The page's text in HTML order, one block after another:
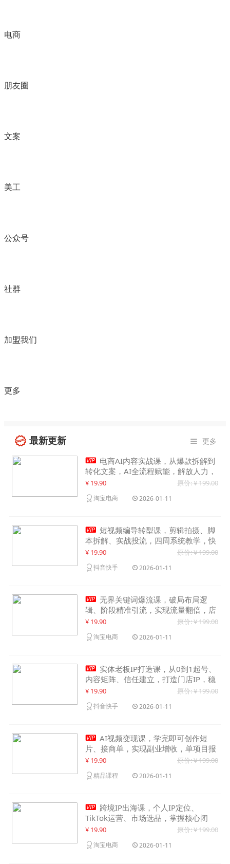
电商
朋友圈
文案
美工
公众号
社群
加盟我们
更多
最新更新  更多
 电商AI内容实战课，从爆款拆解到
转化文案，AI全流程赋能，解放人力，
单月节省内容成本数万元
¥ 19.90 原价: ¥ 199.00
淘宝电商 2026-01-11
 短视频编导转型课，剪辑拍摄、脚
本拆解、实战投流，四周系统教学，快
速入行月入2w+
¥ 19.90 原价: ¥ 199.00
抖音快手 2026-01-11
 无界关键词爆流课，破局布局逻
辑、阶段精准引流，实现流量翻倍，店
铺业绩增长50%+
¥ 19.90 原价: ¥ 199.00
淘宝电商 2026-01-11
 实体老板IP打造课，从0到1起号、
内容矩阵、信任建立，打造门店IP，稳
定获客增收
¥ 19.90 原价: ¥ 199.00
抖音快手 2026-01-11
 AI视频变现课，学完即可创作短
片、接商单，实现副业增收，单项目报
价可达千元
¥ 19.90 原价: ¥ 199.00
精品课程 2026-01-11
 跨境IP出海课，个人IP定位、
TikTok运营、市场选品，掌握核心闭
环，实现月入1万美金+
¥ 19.90 原价: ¥ 199.00
淘宝电商 2026-01-11